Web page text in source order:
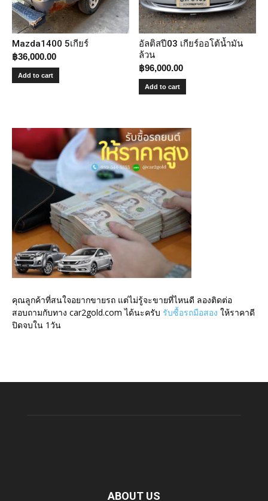
Mazda1400 5เกียร์
฿36,000.00
Add to cart
อัลติสปี03 เกียร์ออโต้น้ำมัน
ล้วน
฿96,000.00
Add to cart
คุณลูกค้าที่สนใจอยากขายรถ แต่ไม่รู้จะขายที่ไหนดี ลองติดต่อ
สอบถามกับทาง car2gold.com ได้นะครับ รับซื้อรถมือสอง ให้ราคาดี
ปิดจบใน 1วัน
ABOUT US